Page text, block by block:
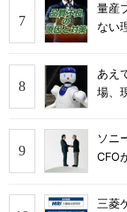
量産
ない
あえ
場、
ソニ
CFO
三菱